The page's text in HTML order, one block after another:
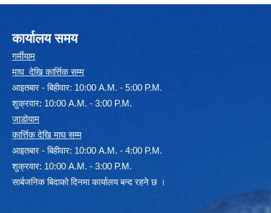
कार्यालय समय
गर्मीयाम
माघ देखि कार्त्तिक सम्म
आइतबार - बिहीवार: 10:00 A.M. - 5:00 P.M.
शुक्रवार: 10:00 A.M. - 3:00 P.M.
जाडोयाम
कार्त्तिक देखि माघ सम्म
आइतबार - बिहीवार: 10:00 A.M. - 4:00 P.M.
शुक्रवार: 10:00 A.M. - 3:00 P.M.
सार्बजनिक बिदाको दिनमा कार्यालय बन्द रहने छ ।